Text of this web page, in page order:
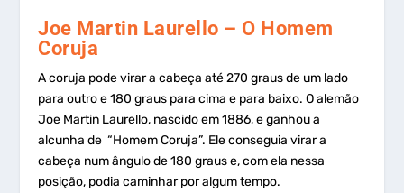
Joe Martin Laurello – O Homem
Coruja
A coruja pode virar a cabeça até 270 graus de um lado
para outro e 180 graus para cima e para baixo. O alemão
Joe Martin Laurello, nascido em 1886, e ganhou a
alcunha de “Homem Coruja”. Ele conseguia virar a
cabeça num ângulo de 180 graus e, com ela nessa
posição, podia caminhar por algum tempo.